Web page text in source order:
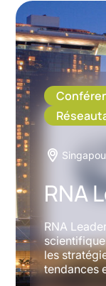
RNA
RNA
les
tendances